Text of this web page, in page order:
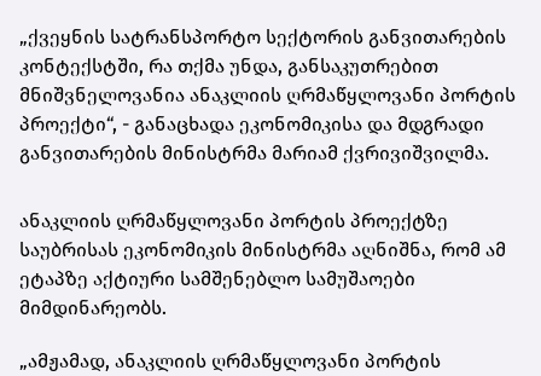
„ქვეყნის სატრანსპორტო სექტორის განვითარების
კონტექსტში, რა თქმა უნდა, განსაკუთრებით
მნიშვნელოვანია ანაკლიის ღრმაწყლოვანი პორტის
პროექტი“, - განაცხადა ეკონომიკისა და მდგრადი
განვითარების მინისტრმა მარიამ ქვრივიშვილმა.
ანაკლიის ღრმაწყლოვანი პორტის პროექტზე
საუბრისას ეკონომიკის მინისტრმა აღნიშნა, რომ ამ
ეტაპზე აქტიური სამშენებლო სამუშაოები
მიმდინარეობს.
„ამჟამად, ანაკლიის ღრმაწყლოვანი პორტის